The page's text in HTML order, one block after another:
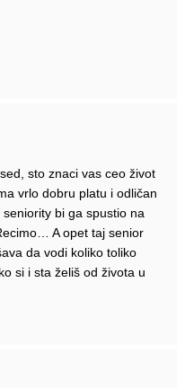
sto znaci vas ceo život
vrlo dobru platu i odličan
bi ga spustio na
A opet taj senior
da vodi koliko toliko
si i sta želiš od života u